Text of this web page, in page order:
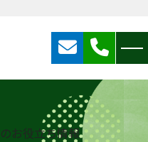
お役立ち情報